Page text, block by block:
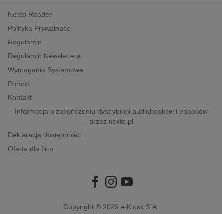
polityka, społeczno-informacyjne
psychologiczne
inne
popularno-naukowe
historia
Nexto Reader
Polityka Prywatności
Regulamin
Regulamin Newslettera
Wymagania Systemowe
Pomoc
Kontakt
Informacja o zakończeniu dystrybucji audiobooków i ebooków
przez nexto.pl
Deklaracja dostępności
Oferta dla firm
Copyright © 2026 e-Kiosk S.A.